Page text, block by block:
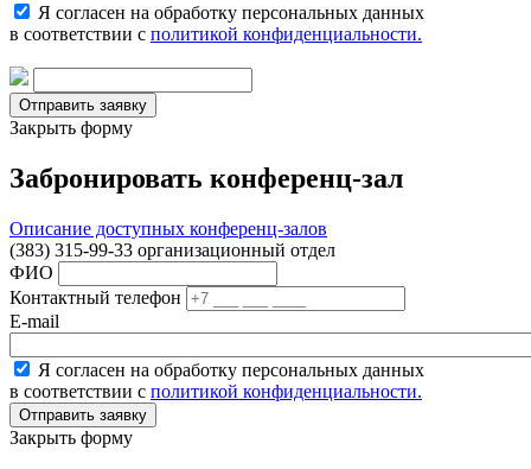
Я согласен на обработку персональных данных
в соответствии с политикой конфиденциальности.
Закрыть форму
Забронировать конференц-зал
Описание доступных конференц-залов
(383) 315-99-33 организационный отдел
ФИО
Контактный телефон
E-mail
Я согласен на обработку персональных данных
в соответствии с политикой конфиденциальности.
Закрыть форму